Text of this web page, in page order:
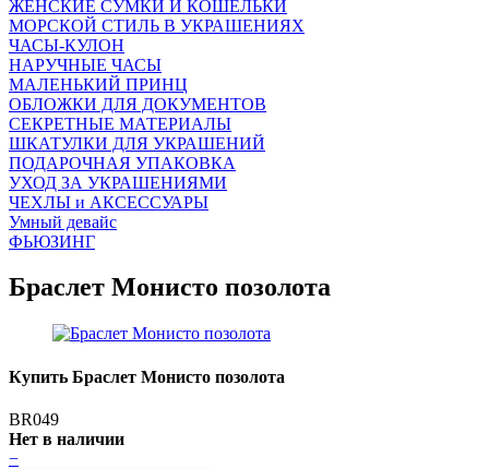
ЖЕНСКИЕ СУМКИ И КОШЕЛЬКИ
МОРСКОЙ СТИЛЬ В УКРАШЕНИЯХ
ЧАСЫ-КУЛОН
НАРУЧНЫЕ ЧАСЫ
МАЛЕНЬКИЙ ПРИНЦ
ОБЛОЖКИ ДЛЯ ДОКУМЕНТОВ
СЕКРЕТНЫЕ МАТЕРИАЛЫ
ШКАТУЛКИ ДЛЯ УКРАШЕНИЙ
ПОДАРОЧНАЯ УПАКОВКА
УХОД ЗА УКРАШЕНИЯМИ
ЧEХЛЫ и АКСЕССУАРЫ
Умный девайс
ФЬЮЗИНГ
Браслет Монисто позолота
Купить Браслет Монисто позолота
BR049
Нет в наличии
−